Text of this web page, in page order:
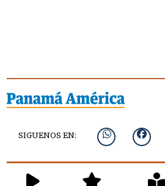
SIGUENOS EN: